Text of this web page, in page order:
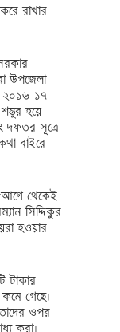
রাখার
উপজেলা
২০১৬-১৭
হয়ে
দফতর সূত্রে
বাইরে
থেকেই
সিদ্দিকুর
হওয়ার
টাকার
গেছে।
ওপর
করা।